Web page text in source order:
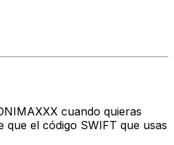
cuando quieras
que el código SWIFT que usas